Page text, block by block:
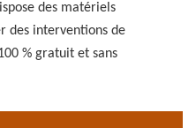
des matériels
des interventions de
% gratuit et sans